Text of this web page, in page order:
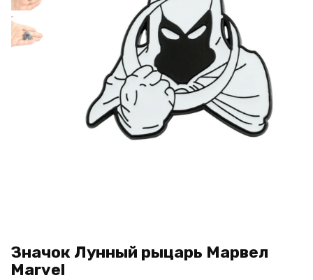
Значок Лунный рыцарь Марвел
Marvel